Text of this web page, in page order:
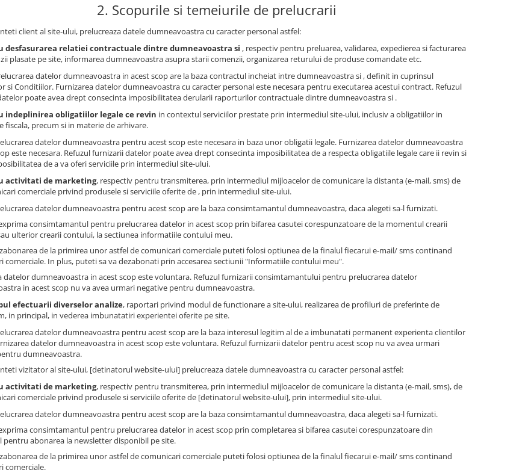
2. Scopurile si temeiurile de prelucrarii
client al site-ului, prelucreaza datele dumneavoastra cu caracter personal astfel:
desfasurarea relatiei contractuale dintre dumneavoastra si , respectiv pentru preluarea, validarea, expedierea si facturarea
plasate pe site, informarea dumneavoastra asupra starii comenzii, organizarea returului de produse comandate etc.
datelor dumneavoastra in acest scop are la baza contractul incheiat intre dumneavoastra si , definit in cuprinsul
si Conditiilor. Furnizarea datelor dumneavoastra cu caracter personal este necesara pentru executarea acestui contract. Refuzul
poate avea drept consecinta imposibilitatea derularii raporturilor contractuale dintre dumneavoastra si .
indeplinirea obligatiilor legale ce revin in contextul serviciilor prestate prin intermediul site-ului, inclusiv a obligatiilor in
fiscala, precum si in materie de arhivare.
datelor dumneavoastra pentru acest scop este necesara in baza unor obligatii legale. Furnizarea datelor dumneavoastra
este necesara. Refuzul furnizarii datelor poate avea drept consecinta imposibilitatea de a respecta obligatiile legale care ii revin si
de a va oferi serviciile prin intermediul site-ului.
activitati de marketing, respectiv pentru transmiterea, prin intermediul mijloacelor de comunicare la distanta (e-mail, sms) de
comerciale privind produsele si serviciile oferite de , prin intermediul site-ului.
datelor dumneavoastra pentru acest scop are la baza consimtamantul dumneavoastra, daca alegeti sa-l furnizati.
consimtamantul pentru prelucrarea datelor in acest scop prin bifarea casutei corespunzatoare de la momentul crearii
ulterior crearii contului, la sectiunea informatiile contului meu.
de la primirea unor astfel de comunicari comerciale puteti folosi optiunea de la finalul fiecarui e-mail/ sms continand
comerciale. In plus, puteti sa va dezabonati prin accesarea sectiunii "Informatiile contului meu".
datelor dumneavoastra in acest scop este voluntara. Refuzul furnizarii consimtamantului pentru prelucrarea datelor
in acest scop nu va avea urmari negative pentru dumneavoastra.
efectuarii diverselor analize, raportari privind modul de functionare a site-ului, realizarea de profiluri de preferinte de
in principal, in vederea imbunatatiri experientei oferite pe site.
datelor dumneavoastra pentru acest scop are la baza interesul legitim al de a imbunatati permanent experienta clientilor
datelor dumneavoastra in acest scop este voluntara. Refuzul furnizarii datelor pentru acest scop nu va avea urmari
dumneavoastra.
vizitator al site-ului, [detinatorul website-ului] prelucreaza datele dumneavoastra cu caracter personal astfel:
activitati de marketing, respectiv pentru transmiterea, prin intermediul mijloacelor de comunicare la distanta (e-mail, sms), de
comerciale privind produsele si serviciile oferite de [detinatorul website-ului], prin intermediul site-ului.
datelor dumneavoastra pentru acest scop are la baza consimtamantul dumneavoastra, daca alegeti sa-l furnizati.
consimtamantul pentru prelucrarea datelor in acest scop prin completarea si bifarea casutei corespunzatoare din
abonarea la newsletter disponibil pe site.
de la primirea unor astfel de comunicari comerciale puteti folosi optiunea de la finalul fiecarui e-mail/ sms continand
comerciale.